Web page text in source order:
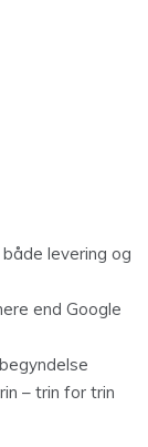
levering og
end Google
– trin for trin